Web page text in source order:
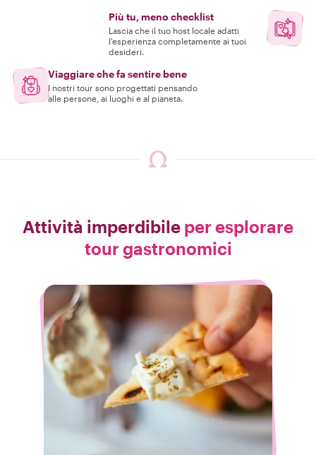
Più tu, meno checklist
Lascia che il tuo host locale adatti
l'esperienza completamente ai tuoi
desideri.
Viaggiare che fa sentire bene
I nostri tour sono progettati pensando
alle persone, ai luoghi e al pianeta.
Attività imperdibile per esplorare
tour gastronomici